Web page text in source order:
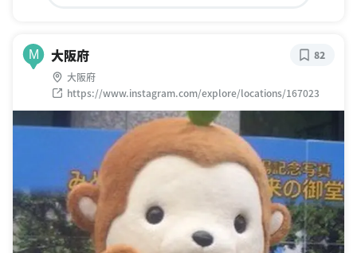
M 大阪府
大阪府
https://www.instagram.com/explore/locations/167023
82